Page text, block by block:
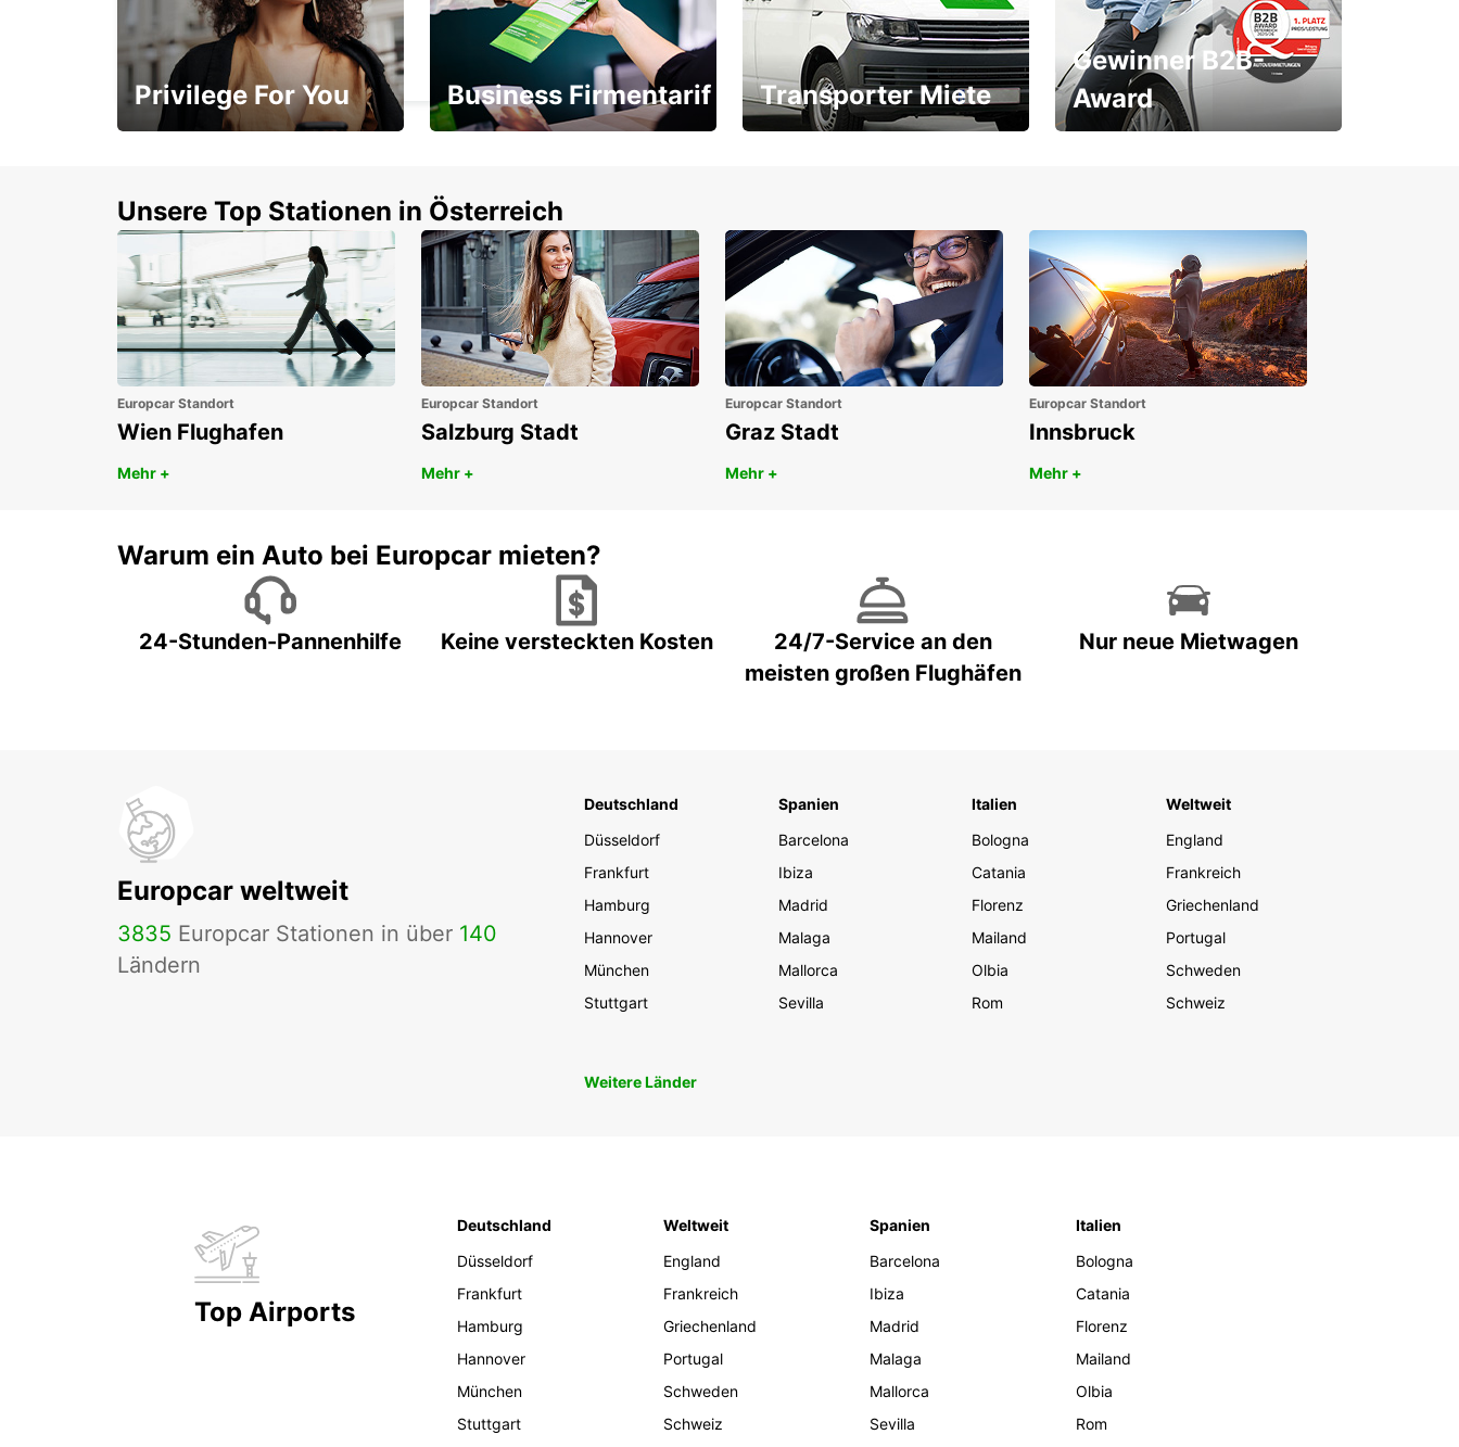
PAARL
PAARL - SOUTH AFRICA
Privilege For You Business Firmentarif Transporter Miete
Gewinner B2B-
Award
Unsere Top Stationen in Österreich
Europcar Standort
Wien Flughafen
Mehr +
Europcar Standort
Salzburg Stadt
Mehr +
Europcar Standort
Graz Stadt
Mehr +
Europcar Standort
Innsbruck
Mehr +
Warum ein Auto bei Europcar mieten?
24-Stunden-Pannenhilfe Keine versteckten Kosten
24/7-Service an den
meisten großen Flughäfen
Nur neue Mietwagen
Europcar weltweit
3835 Europcar Stationen in über 140
Ländern
Deutschland
Düsseldorf
Frankfurt
Hamburg
Hannover
München
Stuttgart
Spanien
Barcelona
Ibiza
Madrid
Malaga
Mallorca
Sevilla
Italien
Bologna
Catania
Florenz
Mailand
Olbia
Rom
Weltweit
England
Frankreich
Griechenland
Portugal
Schweden
Schweiz
Weitere Länder
Top Airports
Deutschland
Düsseldorf
Frankfurt
Hamburg
Hannover
München
Stuttgart
Weltweit
England
Frankreich
Griechenland
Portugal
Schweden
Schweiz
Spanien
Barcelona
Ibiza
Madrid
Malaga
Mallorca
Sevilla
Italien
Bologna
Catania
Florenz
Mailand
Olbia
Rom